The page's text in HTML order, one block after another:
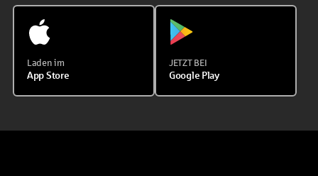
Laden im
App Store
JETZT BEI
Google Play